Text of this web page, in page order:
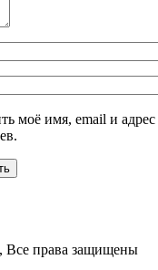
моё имя, email и
Все права защищены